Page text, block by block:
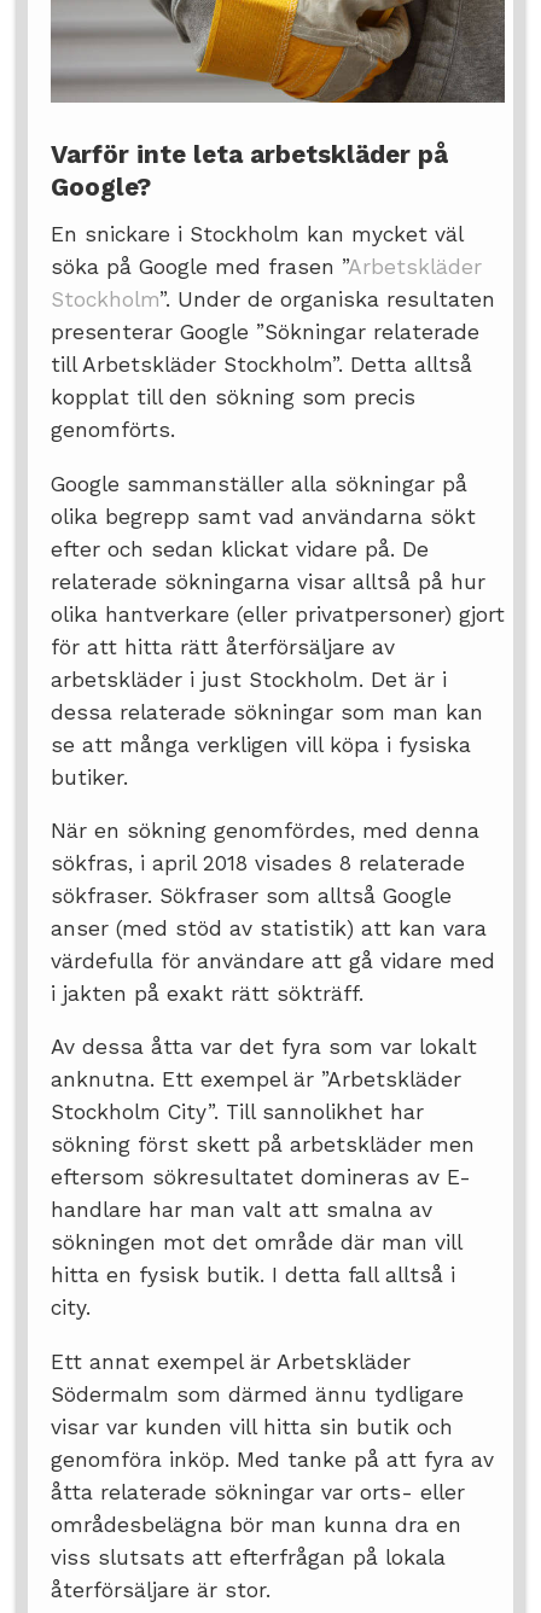
Varför inte leta arbetskläder på
Google?
En snickare i Stockholm kan mycket väl
söka på Google med frasen ”Arbetskläder
Stockholm”. Under de organiska resultaten
presenterar Google ”Sökningar relaterade
till Arbetskläder Stockholm”. Detta alltså
kopplat till den sökning som precis
genomförts.
Google sammanställer alla sökningar på
olika begrepp samt vad användarna sökt
efter och sedan klickat vidare på. De
relaterade sökningarna visar alltså på hur
olika hantverkare (eller privatpersoner) gjort
för att hitta rätt återförsäljare av
arbetskläder i just Stockholm. Det är i
dessa relaterade sökningar som man kan
se att många verkligen vill köpa i fysiska
butiker.
När en sökning genomfördes, med denna
sökfras, i april 2018 visades 8 relaterade
sökfraser. Sökfraser som alltså Google
anser (med stöd av statistik) att kan vara
värdefulla för användare att gå vidare med
i jakten på exakt rätt sökträff.
Av dessa åtta var det fyra som var lokalt
anknutna. Ett exempel är ”Arbetskläder
Stockholm City”. Till sannolikhet har
sökning först skett på arbetskläder men
eftersom sökresultatet domineras av E-
handlare har man valt att smalna av
sökningen mot det område där man vill
hitta en fysisk butik. I detta fall alltså i
city.
Ett annat exempel är Arbetskläder
Södermalm som därmed ännu tydligare
visar var kunden vill hitta sin butik och
genomföra inköp. Med tanke på att fyra av
åtta relaterade sökningar var orts- eller
områdesbelägna bör man kunna dra en
viss slutsats att efterfrågan på lokala
återförsäljare är stor.